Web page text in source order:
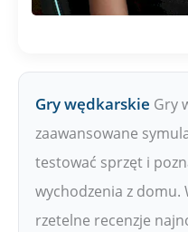
Gry wędkarskie Gry
zaawansowane
testować sprzęt i
wychodzenia z domu.
rzetelne recenzje